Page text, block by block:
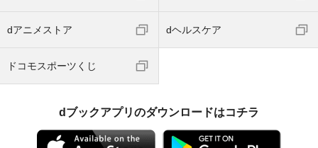
dアニメストア dヘルスケア
ドコモスポーツくじ
dブックアプリのダウンロードはコチラ